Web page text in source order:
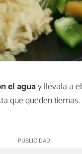
el aguay llévala a
que queden